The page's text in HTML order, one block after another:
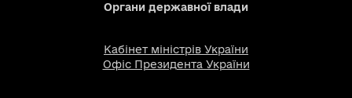
Органи державної влади
Кабінет міністрів України
Офіс Президента України